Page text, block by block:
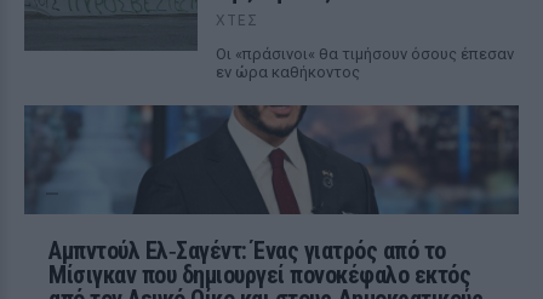
ΧΤΕΣ
Οι «πράσινοι« θα τιμήσουν όσους έπεσαν
εν ώρα καθήκοντος
Αμπντούλ Ελ‑Σαγέντ: Ένας γιατρός από το
Μίσιγκαν που δημιουργεί πονοκέφαλο εκτός